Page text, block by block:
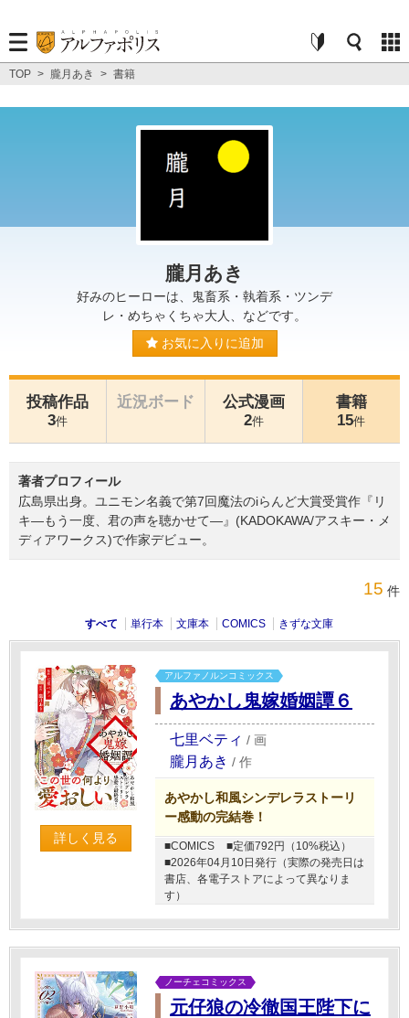
TOP > 朧月あき > 書籍
朧月あき
好みのヒーローは、鬼畜系・執着系・ツンデ
レ・めちゃくちゃ大人、などです。
お気に入りに追加
投稿作品
3件
近況ボード
公式漫画
2件
書籍
15件
著者プロフィール
広島県出身。ユニモン名義で第7回魔法のiらんど大賞受賞作『リ
キ―もう一度、君の声を聴かせて―』(KADOKAWA/アスキー・メ
ディアワークス)で作家デビュー。
15 件
すべて 単行本 文庫本 COMICS きずな文庫
詳しく見る
アルファノルンコミックス
あやかし鬼嫁婚姻譚６
七里ベティ / 画
朧月あき / 作
あやかし和風シンデレラストーリ
ー感動の完結巻！
■COMICS
■定価792円（10%税込）
■2026年04月10日発行（実際の発売日は
書店、各電子ストアによって異なりま
す）
ノーチェコミックス
元仔狼の冷徹国王陛下に